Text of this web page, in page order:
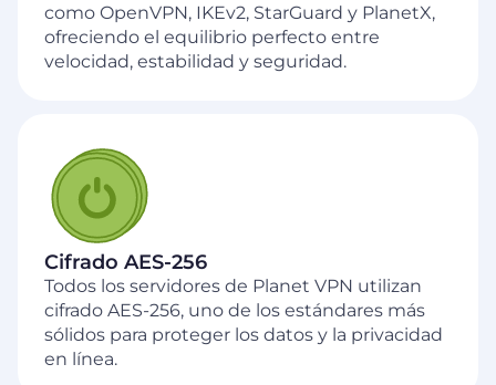
como OpenVPN, IKEv2, StarGuard y PlanetX,
ofreciendo el equilibrio perfecto entre
velocidad, estabilidad y seguridad.
Cifrado AES-256
Todos los servidores de Planet VPN utilizan
cifrado AES-256, uno de los estándares más
sólidos para proteger los datos y la privacidad
en línea.